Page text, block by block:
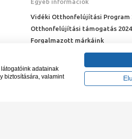
Egyéb információk
Vidéki Otthonfelújítási Program
Otthonfelújítási támogatás 2024
Forgalmazott márkáink
Adatkezelési kérelem
adatainak
biztosítására, valamint